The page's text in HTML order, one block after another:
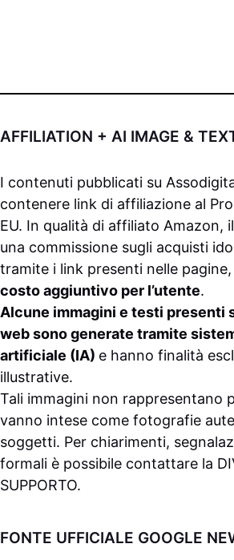
AFFILIATION + AI IMAGE &
I contenuti pubblicati su
contenere link di affiliazione al
EU. In qualità di affiliato Amazon,
una commissione sugli acquisti
tramite i link presenti nelle pagine,
costo aggiuntivo per l’utente.
Alcune immagini e testi presenti
web sono generate tramite
artificiale (IA) e hanno finalità
illustrative.
Tali immagini non rappresentano
vanno intese come fotografie
soggetti. Per chiarimenti,
formali è possibile contattare la
SUPPORTO.
FONTE UFFICIALE GOOGLE